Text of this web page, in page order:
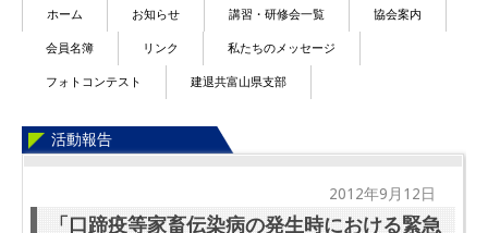
ホーム お知らせ 講習・研修会一覧 協会案内
会員名簿 リンク 私たちのメッセージ
フォトコンテスト 建退共富山県支部
活動報告
2012年9月12日
「口蹄疫等家畜伝染病の発生時における緊急